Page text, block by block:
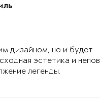
дизайном, но и будет
эстетика и
легенды.